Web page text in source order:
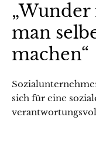
„Wunder
man
machen“
sich für eine